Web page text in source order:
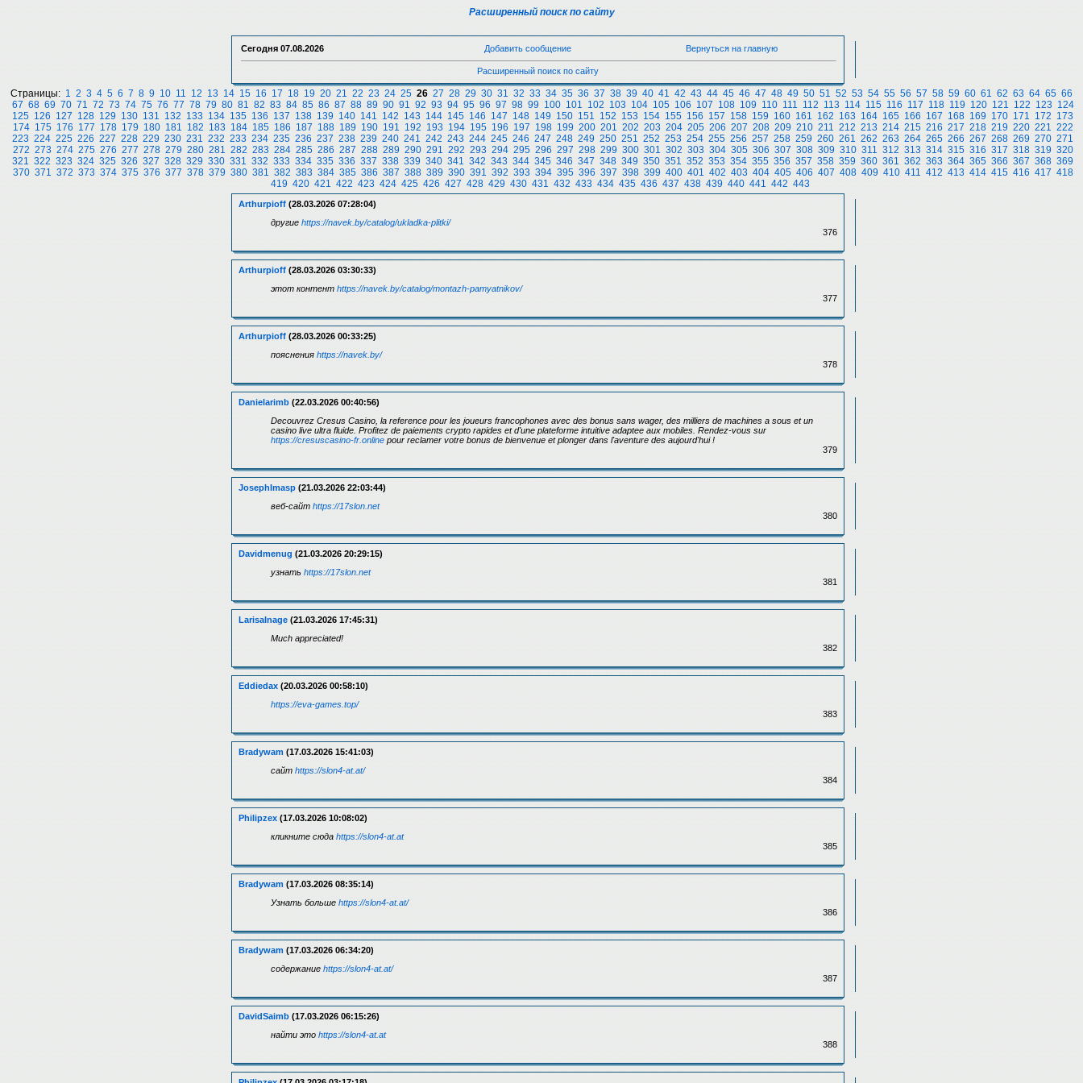
Расширенный поиск по сайту
Сегодня 07.08.2026 Добавить сообщение Вернуться на главную
Расширенный поиск по сайту
Страницы: 1 2 3 4 5 6 7 8 9 10 11 12 13 14 15 16 17 18 19 20 21 22 23 24 25 26 27 28 29 30 31 32 33 34 35 36 37 38 39 40 41 42 43 44 45 46 47 48 49 50 51 52 53 54 55 56 57 58 59 60 61 62 63 64 65 66
67 68 69 70 71 72 73 74 75 76 77 78 79 80 81 82 83 84 85 86 87 88 89 90 91 92 93 94 95 96 97 98 99 100 101 102 103 104 105 106 107 108 109 110 111 112 113 114 115 116 117 118 119 120 121 122 123 124
125 126 127 128 129 130 131 132 133 134 135 136 137 138 139 140 141 142 143 144 145 146 147 148 149 150 151 152 153 154 155 156 157 158 159 160 161 162 163 164 165 166 167 168 169 170 171 172 173
174 175 176 177 178 179 180 181 182 183 184 185 186 187 188 189 190 191 192 193 194 195 196 197 198 199 200 201 202 203 204 205 206 207 208 209 210 211 212 213 214 215 216 217 218 219 220 221
222
223 224 225 226 227 228 229 230 231 232 233 234 235 236 237 238 239 240 241 242 243 244 245 246 247 248 249 250 251 252 253 254 255 256 257 258 259 260 261 262 263 264 265 266 267 268 269 270 271
272 273 274 275 276 277 278 279 280 281 282 283 284 285 286 287 288 289 290 291 292 293 294 295 296 297 298 299 300 301 302 303 304 305 306 307 308 309 310 311 312 313 314 315 316 317 318 319 320
321
322 323 324 325 326 327 328 329 330 331 332 333 334 335 336 337 338 339 340 341 342 343 344 345 346 347 348 349 350 351 352 353 354 355 356 357 358 359 360 361 362 363 364 365 366 367 368 369
370 371 372 373 374 375 376 377 378 379 380 381 382 383 384 385 386 387 388 389 390 391 392 393 394 395 396 397 398 399 400 401 402 403 404 405 406 407 408 409 410 411 412 413 414 415 416 417 418
419 420 421 422 423 424 425 426 427 428 429 430 431 432 433 434 435 436 437 438 439 440 441 442 443
Arthurpioff (28.03.2026 07:28:04)
другие https://navek.by/catalog/ukladka-plitki/
376
Arthurpioff (28.03.2026 03:30:33)
этот контент https://navek.by/catalog/montazh-pamyatnikov/
377
Arthurpioff (28.03.2026 00:33:25)
пояснения https://navek.by/
378
Danielarimb (22.03.2026 00:40:56)
Decouvrez Cresus Casino, la reference pour les joueurs francophones avec des bonus sans wager, des milliers de machines a sous et un
casino live ultra fluide. Profitez de paiements crypto rapides et d'une plateforme intuitive adaptee aux mobiles. Rendez-vous sur
https://cresuscasino-fr.online pour reclamer votre bonus de bienvenue et plonger dans l'aventure des aujourd'hui !
379
JosephImasp (21.03.2026 22:03:44)
веб-сайт https://17slon.net
380
Davidmenug (21.03.2026 20:29:15)
узнать https://17slon.net
381
LarisaInage (21.03.2026 17:45:31)
Much appreciated!
382
Eddiedax (20.03.2026 00:58:10)
https://eva-games.top/
383
Bradywam (17.03.2026 15:41:03)
сайт https://slon4-at.at/
384
Philipzex (17.03.2026 10:08:02)
кликните сюда https://slon4-at.at
385
Bradywam (17.03.2026 08:35:14)
Узнать больше https://slon4-at.at/
386
Bradywam (17.03.2026 06:34:20)
содержание https://slon4-at.at/
387
DavidSaimb (17.03.2026 06:15:26)
найти это https://slon4-at.at
388